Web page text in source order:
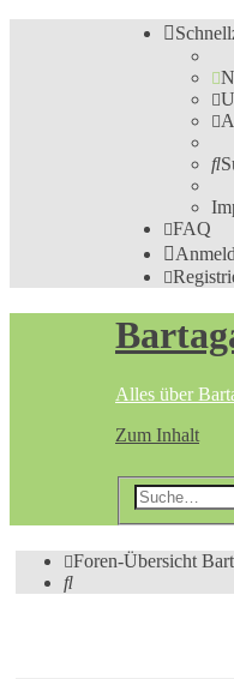
FAQ
Alles über
Zum Inhalt
Foren-Übersicht
Suche